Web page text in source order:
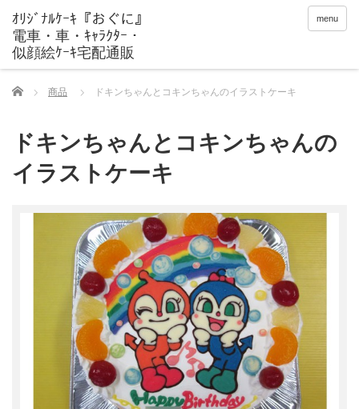
menu
Home 商品 ドキンちゃんとコキンちゃんのイラストケーキ
ドキンちゃんとコキンちゃんの
イラストケーキ